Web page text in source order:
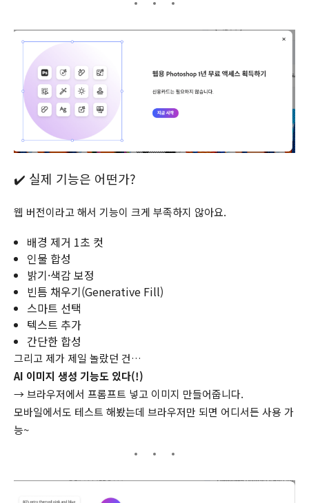
✔️ 실제 기능은 어떤가?
웹 버전이라고 해서 기능이 크게 부족하지 않아요.
배경 제거 1초 컷
인물 합성
밝기·색감 보정
빈틈 채우기(Generative Fill)
스마트 선택
텍스트 추가
간단한 합성
그리고 제가 제일 놀랐던 건…
AI 이미지 생성 기능도 있다(!)
→ 브라우저에서 프롬프트 넣고 이미지 만들어줍니다.
모바일에서도 테스트 해봤는데 브라우저만 되면 어디서든 사용 가
능~